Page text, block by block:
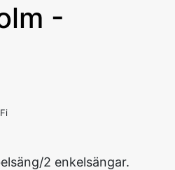
-
2 enkelsängar.